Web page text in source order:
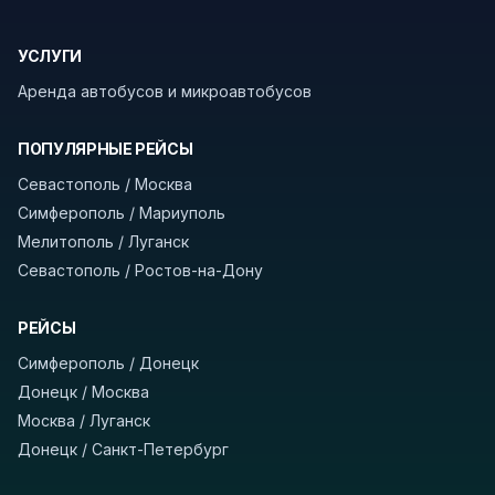
службе.
В автобусах есть всё необходимое для
комфортной поездки: регулировка сидений,
устройств, вода, пледы. На больших
автобусах работают стюарды. У нас
скрытых платежей
оплата производится только при посадке,
Как забронировать билет?
отправления и прибытия, дату выезда и
нажмите «Найти рейсы». В списке рейсов
вы увидите время выезда, место посадки,
УСЛУГИ
Аренда автобусов и микроавтобусов
ПОПУЛЯРНЫЕ РЕЙСЫ
Севастополь / Москва
Симферополь / Мариуполь
Мелитополь / Луганск
Севастополь / Ростов-на-Дону
РЕЙСЫ
Симферополь / Донецк
Донецк / Москва
Москва / Луганск
Донецк / Санкт-Петербург